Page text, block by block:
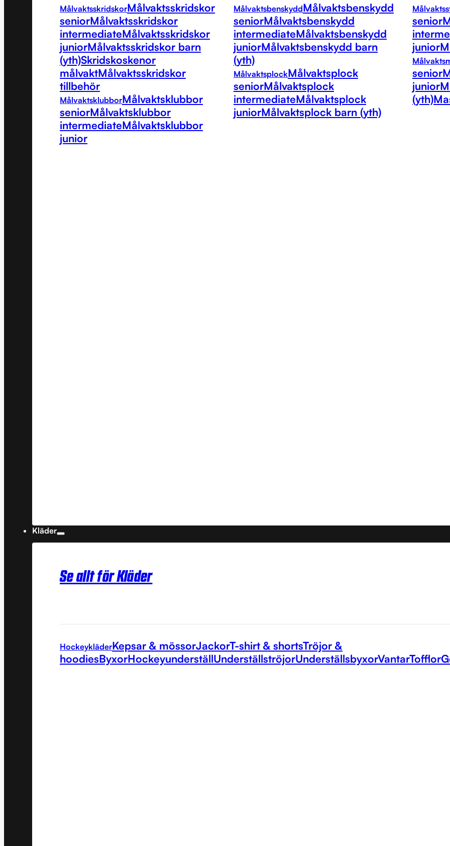
MålvaktsskridskorMålvaktsskridskor
seniorMålvaktsskridskor
intermediateMålvaktsskridskor
juniorMålvaktsskridskor barn
(yth)Skridskoskenor
målvaktMålvaktsskridskor
tillbehör
MålvaktsklubborMålvaktsklubbor
seniorMålvaktsklubbor
intermediateMålvaktsklubbor
junior
MålvaktsbenskyddMålvaktsbenskydd
seniorMålvaktsbenskydd
intermediateMålvaktsbenskydd
juniorMålvaktsbenskydd barn
(yth)
MålvaktsplockMålvaktsplock
seniorMålvaktsplock
intermediateMålvaktsplock
juniorMålvaktsplock barn (yth)
senior
junior
senior
junior
(yth)
Kläder
Se allt för Kläder
HockeykläderKepsar & mössorJackorT-shirt & shortsTröjor &
hoodiesByxorHockeyunderställUnderställströjorUnderställsbyxorVantarTofflor